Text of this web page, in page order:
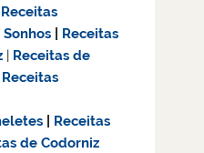
Receitas
Receitas
Receitas de
Receitas
Receitas
de Codorniz